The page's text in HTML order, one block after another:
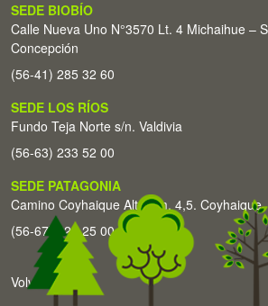
SEDE BIOBÍO
Calle Nueva Uno N°3570 Lt. 4 Michaihue –
Concepción
(56-41) 285 32 60
SEDE LOS RÍOS
Fundo Teja Norte s/n. Valdivia
(56-63) 233 52 00
SEDE PATAGONIA
Camino Coyhaique Alto Km. 4,5. Coyhaique
(56-67) 226 25 00
Volver arriba